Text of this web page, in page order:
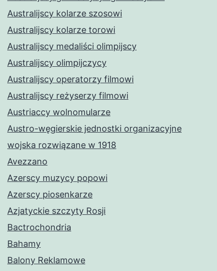
Australijscy kolarze szosowi
Australijscy kolarze torowi
Australijscy medaliści olimpijscy
Australijscy olimpijczycy
Australijscy operatorzy filmowi
Australijscy reżyserzy filmowi
Austriaccy wolnomularze
Austro-węgierskie jednostki organizacyjne
wojska rozwiązane w 1918
Avezzano
Azerscy muzycy popowi
Azerscy piosenkarze
Azjatyckie szczyty Rosji
Bactrochondria
Bahamy
Balony Reklamowe